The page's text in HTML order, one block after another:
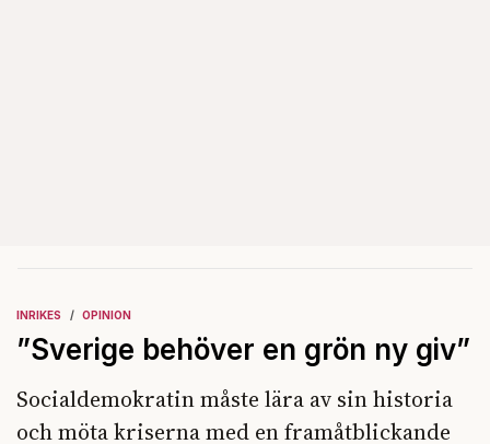
INRIKES OPINION
”Sverige behöver en grön ny giv”
Socialdemokratin måste lära av sin historia
och möta kriserna med en framåtblickande